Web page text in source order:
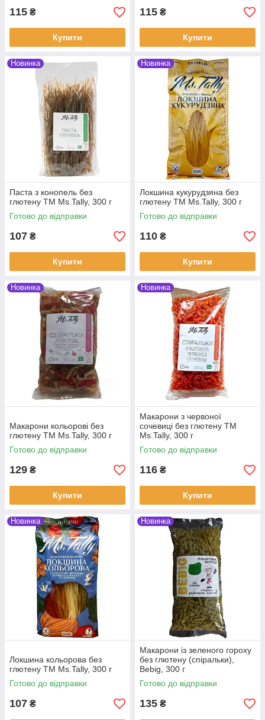
115 ₴
Купити
115 ₴
Купити
Новинка
Паста з конопель без
глютену ТМ Ms.Tally, 300 г
Готово до відправки
107 ₴
Купити
Новинка
Локшина кукурудзяна без
глютену ТМ Ms.Tally, 300 г
Готово до відправки
110 ₴
Купити
Новинка
Макарони кольорові без
глютену ТМ Ms.Tally, 300 г
Готово до відправки
129 ₴
Купити
Новинка
Макарони з червоної
сочевиці без глютену ТМ
Ms.Tally, 300 г
Готово до відправки
116 ₴
Купити
Новинка
Локшина кольорова без
глютену ТМ Ms.Tally, 300 г
Готово до відправки
107 ₴
Новинка
Макарони із зеленого гороху
без глютену (спіральки),
Bebig, 300 г
Готово до відправки
135 ₴